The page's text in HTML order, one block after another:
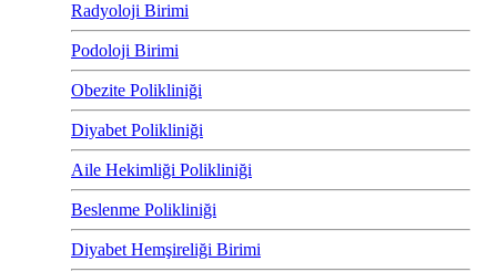
Radyoloji Birimi
Podoloji Birimi
Obezite Polikliniği
Diyabet Polikliniği
Aile Hekimliği Polikliniği
Beslenme Polikliniği
Diyabet Hemşireliği Birimi